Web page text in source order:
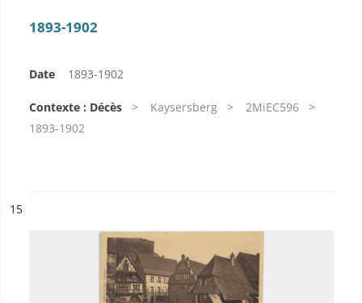
1893-1902
Date 1893-1902
Contexte : Décès Kaysersberg
2MiEC596
1893-1902
n°
15